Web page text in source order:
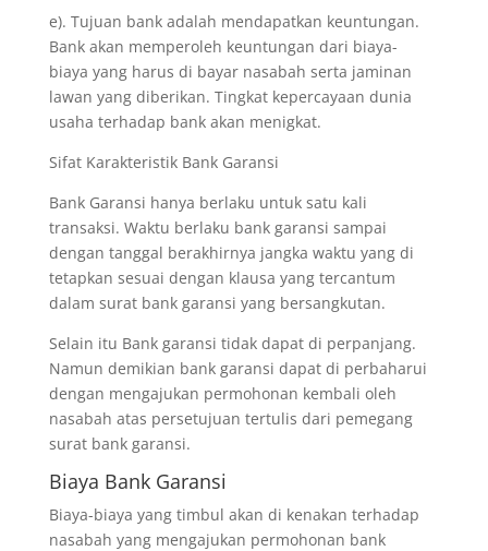
e). Tujuan bank adalah mendapatkan keuntungan.
Bank akan memperoleh keuntungan dari biaya-
biaya yang harus di bayar nasabah serta jaminan
lawan yang diberikan. Tingkat kepercayaan dunia
usaha terhadap bank akan menigkat.
Sifat Karakteristik Bank Garansi
Bank Garansi hanya berlaku untuk satu kali
transaksi. Waktu berlaku bank garansi sampai
dengan tanggal berakhirnya jangka waktu yang di
tetapkan sesuai dengan klausa yang tercantum
dalam surat bank garansi yang bersangkutan.
Selain itu Bank garansi tidak dapat di perpanjang.
Namun demikian bank garansi dapat di perbaharui
dengan mengajukan permohonan kembali oleh
nasabah atas persetujuan tertulis dari pemegang
surat bank garansi.
Biaya Bank Garansi
Biaya-biaya yang timbul akan di kenakan terhadap
nasabah yang mengajukan permohonan bank